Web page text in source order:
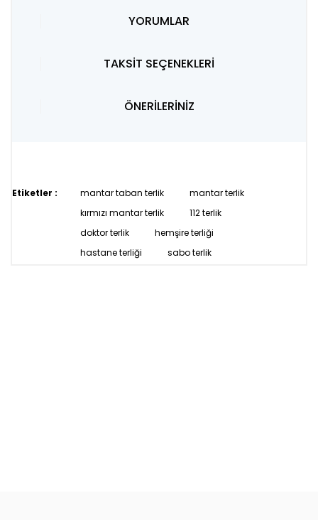
YORUMLAR
TAKSİT SEÇENEKLERİ
ÖNERİLERİNİZ
Etiketler : mantar taban terlik
mantar terlik
kırmızı mantar terlik
112 terlik
doktor terlik
hemşire terliği
hastane terliği
sabo terlik